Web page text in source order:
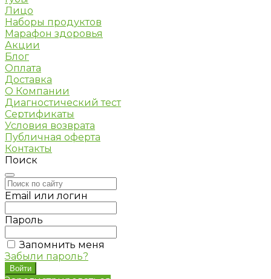
Лицо
Наборы продуктов
Марафон здоровья
Акции
Блог
Оплата
Доставка
О Компании
Диагностический тест
Сертификаты
Условия возврата
Публичная оферта
Контакты
Поиск
Email или логин
Пароль
Запомнить меня
Забыли пароль?